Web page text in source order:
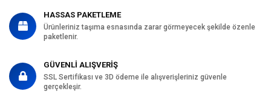
HASSAS PAKETLEME
Ürünleriniz taşıma esnasında zarar görmeyecek şekilde özenle
paketlenir.
GÜVENLİ ALIŞVERİŞ
SSL Sertifikası ve 3D ödeme ile alışverişleriniz güvenle
gerçekleşir.